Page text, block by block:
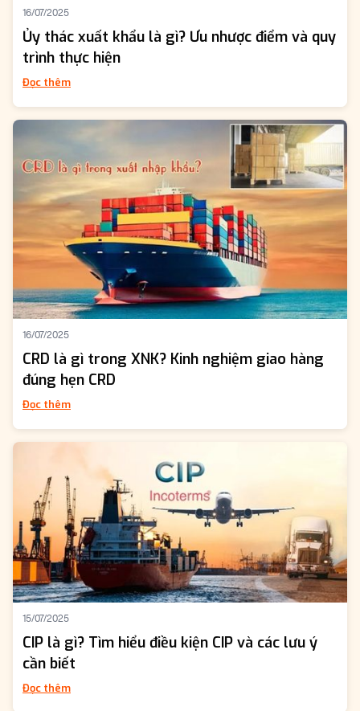
16/07/2025
Ủy thác xuất khẩu là gì? Ưu nhược điểm và quy
trình thực hiện
Đọc thêm
16/07/2025
CRD là gì trong XNK? Kinh nghiệm giao hàng
đúng hẹn CRD
Đọc thêm
15/07/2025
CIP là gì? Tìm hiểu điều kiện CIP và các lưu ý
cần biết
Đọc thêm